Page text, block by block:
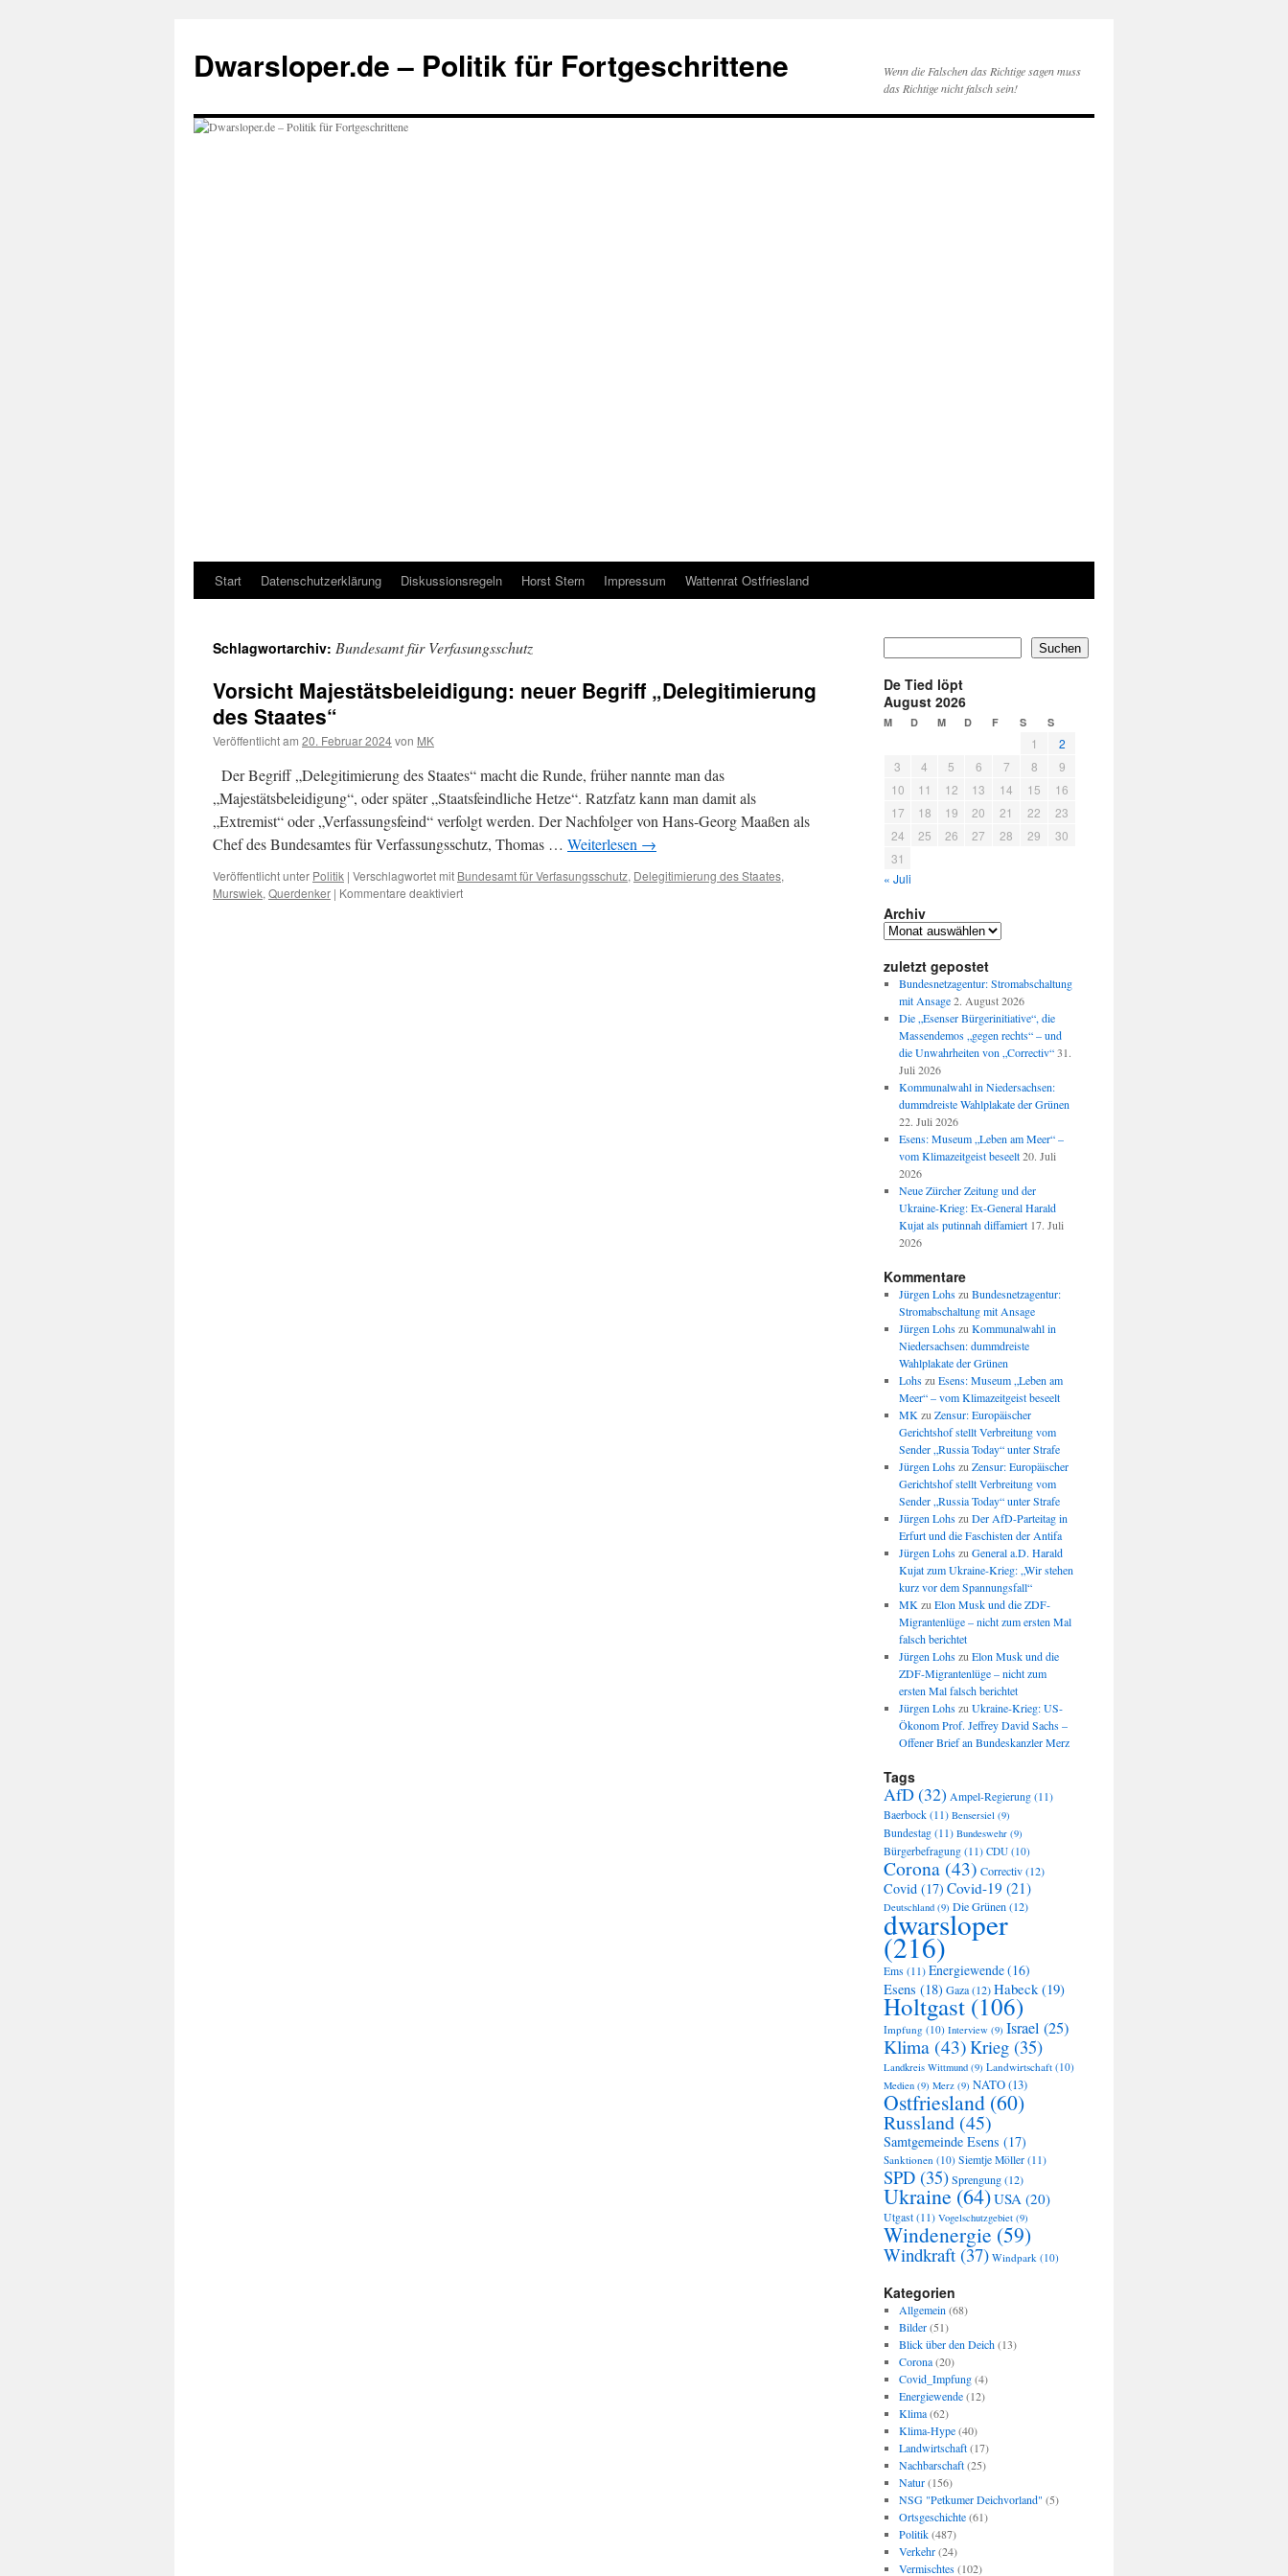
springen
Dwarsloper.de – Politik für Fortgeschrittene
Wenn die Falschen das Richtige sagen muss
das Richtige nicht falsch sein!
Start Datenschutzerklärung Diskussionsregeln Horst Stern Impressum Wattenrat Ostfriesland
Schlagwortarchiv: Bundesamt für Verfasungsschutz
Vorsicht Majestätsbeleidigung: neuer Begriff „Delegitimierung
des Staates“
Veröffentlicht am 20. Februar 2024von MK
Der Begriff „Delegitimierung des Staates“ macht die Runde, früher nannte man das
„Majestätsbeleidigung“, oder später „Staatsfeindliche Hetze“. Ratzfatz kann man damit als
„Extremist“ oder „Verfassungsfeind“ verfolgt werden. Der Nachfolger von Hans-Georg Maaßen als
Chef des Bundesamtes für Verfassungsschutz, Thomas … Weiterlesen →
Veröffentlicht unter Politik | Verschlagwortet mit Bundesamt für Verfasungsschutz, Delegitimierung des Staates,
Murswiek, Querdenker | Kommentare deaktiviertfür
Suchen
De Tied löpt
August 2026
M D M D F S S
1
2
3
4 5 6 7 8
9
10
11 12 13 14 15
16
17
18 19 20 21 22
23
24
25 26 27 28 29
30
31
« Juli
Archiv
Archiv
zuletzt gepostet
Bundesnetzagentur: Stromabschaltung
mit Ansage 2. August 2026
Die „Esenser Bürgerinitiative“, die
Massendemos „gegen rechts“ – und
die Unwahrheiten von „Correctiv“ 31.
Juli 2026
Kommunalwahl in Niedersachsen:
dummdreiste Wahlplakate der Grünen
22. Juli 2026
Esens: Museum „Leben am Meer“ –
vom Klimazeitgeist beseelt 20. Juli
2026
Neue Zürcher Zeitung und der
Ukraine-Krieg: Ex-General Harald
Kujat als putinnah diffamiert 17. Juli
2026
Kommentare
Jürgen Lohszu Bundesnetzagentur:
Stromabschaltung mit Ansage
Jürgen Lohszu Kommunalwahl in
Niedersachsen: dummdreiste
Wahlplakate der Grünen
Lohszu Esens: Museum „Leben am
Meer“ – vom Klimazeitgeist beseelt
MK zu Zensur: Europäischer
Gerichtshof stellt Verbreitung vom
Sender „Russia Today“ unter Strafe
Jürgen Lohszu Zensur: Europäischer
Gerichtshof stellt Verbreitung vom
Sender „Russia Today“ unter Strafe
Jürgen Lohszu Der AfD-Parteitag in
Erfurt und die Faschisten der Antifa
Jürgen Lohszu General a.D. Harald
Kujat zum Ukraine-Krieg: „Wir stehen
kurz vor dem Spannungsfall“
MK zu Elon Musk und die ZDF-
Migrantenlüge – nicht zum ersten Mal
falsch berichtet
Jürgen Lohszu Elon Musk und die
ZDF-Migrantenlüge – nicht zum
ersten Mal falsch berichtet
Jürgen Lohszu Ukraine-Krieg: US-
Ökonom Prof. Jeffrey David Sachs –
Offener Brief an Bundeskanzler Merz
Tags
AfD(32) Ampel-Regierung (11)
Baerbock (11) Bensersiel (9)
Bundestag (11) Bundeswehr (9)
Bürgerbefragung (11) CDU (10)
Corona (43) Correctiv(12)
Covid (17) Covid-19 (21)
Deutschland (9) Die Grünen(12)
dwarsloper
(216)
Ems (11) Energiewende(16)
Esens (18)Gaza(12)Habeck(19)
Holtgast (106)
Impfung (10) Interview (9) Israel (25)
Klima (43)Krieg (35)
Landkreis Wittmund (9) Landwirtschaft (10)
Medien (9) Merz (9) NATO(13)
Ostfriesland (60)
Russland (45)
Samtgemeinde Esens (17)
Sanktionen (10) Siemtje Möller (11)
SPD (35)Sprengung(12)
Ukraine (64)USA (20)
Utgast (11) Vogelschutzgebiet (9)
Windenergie (59)
Windkraft (37) Windpark (10)
Kategorien
Allgemein (68)
Bilder(51)
Blick über den Deich(13)
Corona(20)
Covid_Impfung(4)
Energiewende(12)
Klima(62)
Klima-Hype(40)
Landwirtschaft(17)
Nachbarschaft(25)
Natur(156)
NSG "Petkumer Deichvorland" (5)
Ortsgeschichte(61)
Politik(487)
Verkehr(24)
Vermischtes(102)